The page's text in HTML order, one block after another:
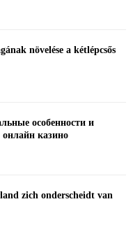
növelése a kétlépcsős
особенности и
казино
zich onderscheidt van